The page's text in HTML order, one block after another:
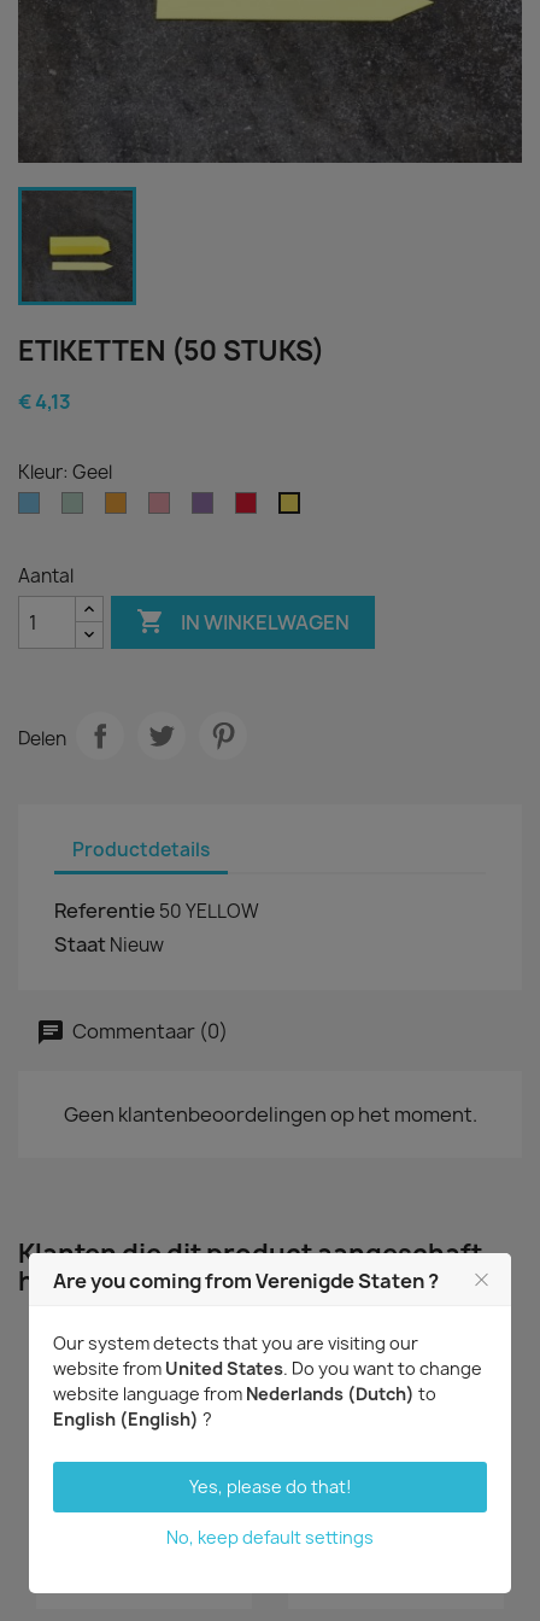
ETIKETTEN (50 STUKS)
€ 4,13
Kleur: Geel
Aantal
 IN WINKELWAGEN
Delen
Productdetails
Referentie 50 YELLOW
Staat Nieuw
Commentaar (0)
Geen klantenbeoordelingen op het moment.
Klanten die dit product aangeschaft
hebben kochten ook...
Snel bekijken
Bulbophyllum affine Snel bekijken
Cattleya Andean Moon
Are you coming from Verenigde Staten ?
Our system detects that you are visiting our
website from United States. Do you want to change
website language from Nederlands (Dutch) to
English (English) ?
Yes, please do that!
No, keep default settings